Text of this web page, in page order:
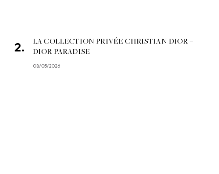
LA COLLECTION PRIVÉE CHRISTIAN DIOR –
DIOR PARADISE
08/05/2026